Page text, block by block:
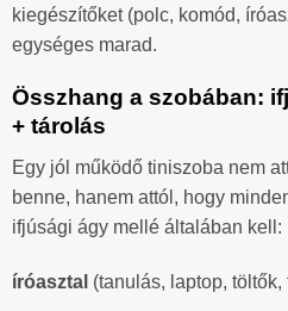
kiegészítőket (polc, komód,
egységes marad.
Összhang a szobában:
+ tárolás
Egy jól működő tiniszoba nem
benne, hanem attól, hogy
ifjúsági ágy mellé általában kell:
íróasztal (tanulás, laptop, töltők,